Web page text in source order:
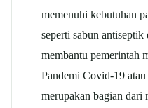
memenuhi kebutuhan
seperti sabun antiseptik
membantu pemerintah
Pandemi Covid-19
merupakan bagian dari